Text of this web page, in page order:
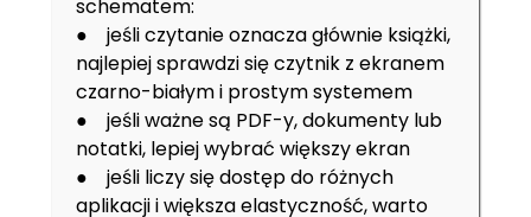
schematem:
● jeśli czytanie oznacza głównie książki,
najlepiej sprawdzi się czytnik z ekranem
czarno-białym i prostym systemem
● jeśli ważne są PDF-y, dokumenty lub
notatki, lepiej wybrać większy ekran
● jeśli liczy się dostęp do różnych
aplikacji i większa elastyczność, warto